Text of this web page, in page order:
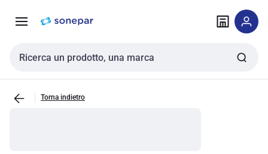
navigazione alla
Cerca input
Torna indietro